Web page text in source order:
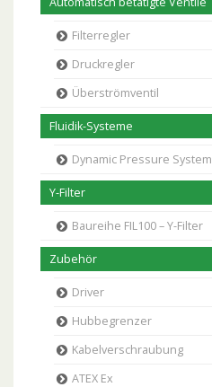
Filterregler
Druckregler
Überströmventil
Fluidik-Systeme
Dynamic Pressure System
Y-Filter
Baureihe FIL100 – Y-Filter
Zubehör
Driver
Hubbegrenzer
Kabelverschraubung
ATEX Ex